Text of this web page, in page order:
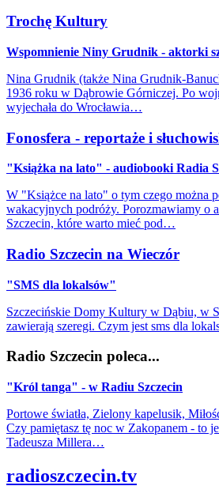
Trochę Kultury
Wspomnienie Niny Grudnik - aktorki
Nina Grudnik (także Nina Grudnik-
1936 roku w Dąbrowie Górniczej. Po
wyjechała do Wrocławia…
Fonosfera - reportaże i
"Książka na lato" - audiobooki Radia
W "Książce na lato" o tym czego można
wakacyjnych podróży. Porozmawiamy o
Szczecin, które warto mieć pod…
Radio Szczecin na Wieczór
"SMS dla lokalsów"
Szczecińskie Domy Kultury w Dąbiu, w
zawierają szeregi. Czym jest sms dla
Radio Szczecin poleca...
"Król tanga" - w Radiu Szczecin
Portowe światła, Zielony kapelusik,
Czy pamiętasz tę noc w Zakopanem - to
Tadeusza Millera…
radioszczecin.tv